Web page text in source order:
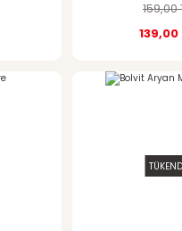
159,00
139,00